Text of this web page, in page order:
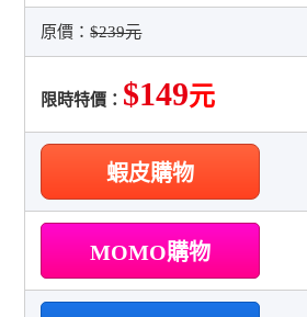
原價：$239元
限時特價： $149元
蝦皮購物
MOMO購物